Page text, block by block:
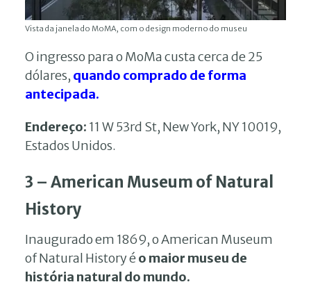
Vista da janela do MoMA, com o design moderno do museu
O ingresso para o MoMa custa cerca de 25
dólares, quando comprado de forma
antecipada.
Endereço: 11 W 53rd St, New York, NY 10019,
Estados Unidos.
3 – American Museum of Natural
History
Inaugurado em 1869, o American Museum
of Natural History éo maior museu de
história natural do mundo.